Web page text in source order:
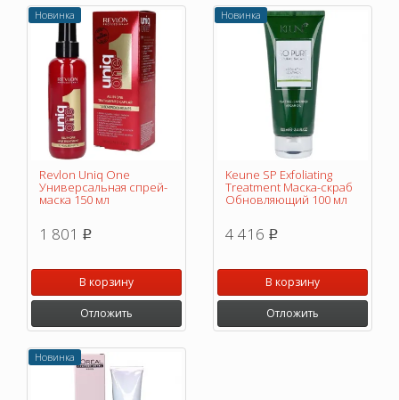
Новинка
Revlon Uniq One
Универсальная спрей-
маска 150 мл
1 801 p
В корзину
Отложить
Новинка
Keune SP Exfoliating
Treatment Маска-скраб
Обновляющий 100 мл
4 416 p
В корзину
Отложить
Новинка